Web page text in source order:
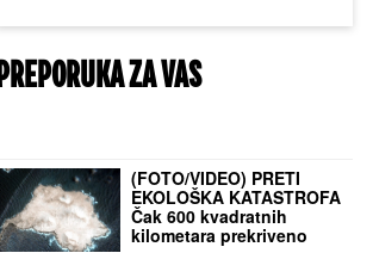
PREPORUKA ZA VAS
(FOTO/VIDEO) PRETI
EKOLOŠKA KATASTROFA
Čak 600 kvadratnih
kilometara prekriveno